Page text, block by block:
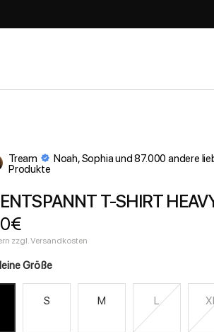
Tream
Noah, Sophia und 87.000 andere
Produkte
T-SHIRT
zzgl. Versandkosten
Größe
S M L